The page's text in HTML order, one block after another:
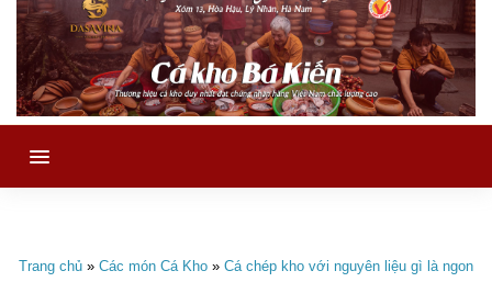
MENU
Trang chủ » Các món Cá Kho » Cá chép kho với nguyên liệu gì là ngon